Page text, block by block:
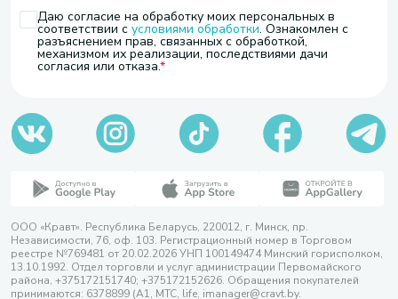
Даю согласие на обработку моих персональных в
соответствии с условиями обработки. Ознакомлен с
разъяснением прав, связанных с обработкой,
механизмом их реализации, последствиями дачи
согласия или отказа.
ООО «Кравт». Республика Беларусь, 220012, г. Минск, пр.
Независимости, 76, оф. 103. Регистрационный номер в Торговом
реестре №769481 от 20.02.2026 УНП 100149474 Минский горисполком,
13.10.1992. Отдел торговли и услуг администрации Первомайского
района, +375172151740; +375172152626. Обращения покупателей
принимаются: 6378899 (А1, МТС, life, imanager@cravt.by.